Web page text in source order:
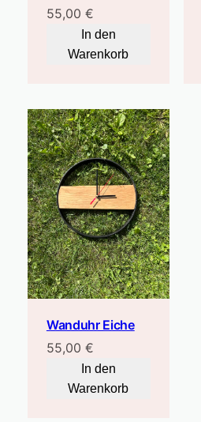
55,00 €
In den
Warenkorb
Wanduhr Eiche
55,00 €
In den
Warenkorb